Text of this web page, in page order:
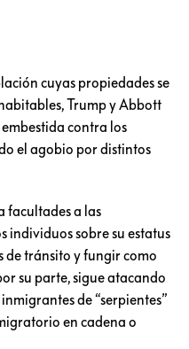
cuyas propiedades se
Trump y Abbott
contra los
el agobio por distintos
facultades a las
individuos sobre su estatus
tránsito y fungir como
su parte, sigue atacando
de “serpientes”
en cadena o